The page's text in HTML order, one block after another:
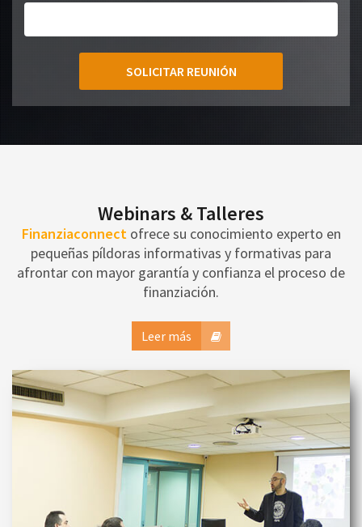
SOLICITAR REUNIÓN
Webinars & Talleres
Finanziaconnectofrece su conocimiento experto en
pequeñas píldoras informativas y formativas para
afrontar con mayor garantía y confianza el proceso de
finanziación.
Leer más